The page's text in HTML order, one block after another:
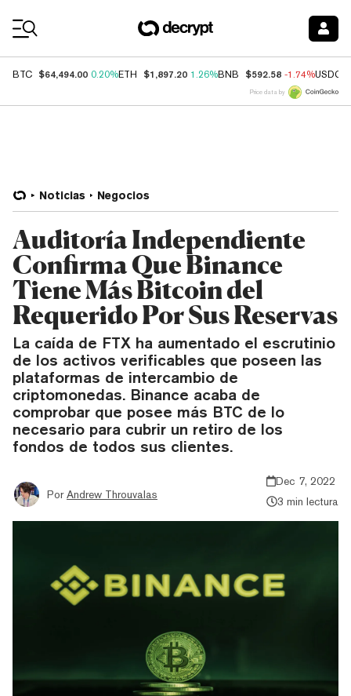
BTC $64,494.00 0.20%ETH $1,897.20 1.26%BNB $592.58 -1.74%USDC
Price data by
Noticias Negocios
Auditoría Independiente
Confirma Que Binance
Tiene Más Bitcoin del
Requerido Por Sus Reservas
La caída de FTX ha aumentado el escrutinio
de los activos verificables que poseen las
plataformas de intercambio de
criptomonedas. Binance acaba de
comprobar que posee más BTC de lo
necesario para cubrir un retiro de los
fondos de todos sus clientes.
Por Andrew Throuvalas
Dec 7, 2022
3 min lectura